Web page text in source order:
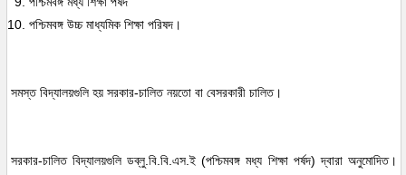
পশ্চিমবঙ্গ উচ্চ মাধ্যমিক শিক্ষা পরিষদ।
সমস্ত বিদ্যালয়গুলি হয় সরকার-চালিত নয়তো বা বেসরকারী চালিত।
সরকার-চালিত বিদ্যালয়গুলি ডব্লু.বি.বি.এস.ই (পশ্চিমবঙ্গ মধ্য শিক্ষা পর্ষদ) দ্বারা অনুমোদিত।